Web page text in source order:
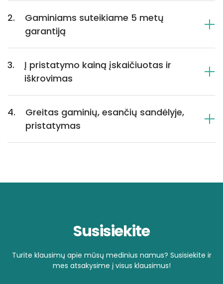
2.
Gaminiams suteikiame 5 metų
garantiją
3.
Į pristatymo kainą įskaičiuotas ir
iškrovimas
4.
Greitas gaminių, esančių sandėlyje,
pristatymas
Susisiekite
Turite klausimų apie mūsų medinius namus? Susisiekite ir
mes atsakysime į visus klausimus!